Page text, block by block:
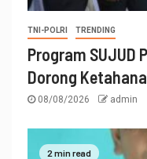
TNI-POLRI TRENDING
Program SUJUD
Dorong
08/08/2026 admin
2 min read